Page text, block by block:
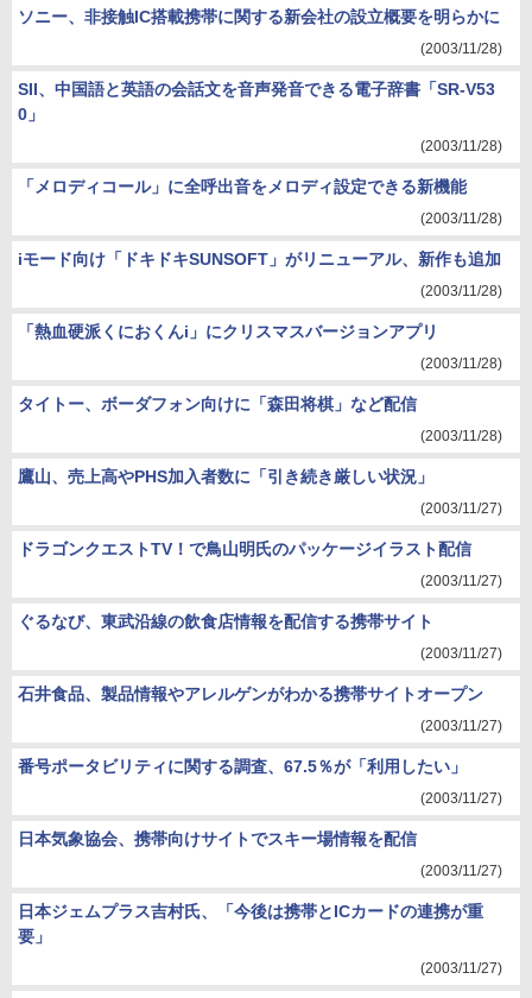
ソニー、非接触IC搭載携帯に関する新会社の設立概要を明らかに
(2003/11/28)
SII、中国語と英語の会話文を音声発音できる電子辞書「SR-V53
0」
(2003/11/28)
「メロディコール」に全呼出音をメロディ設定できる新機能
(2003/11/28)
iモード向け「ドキドキSUNSOFT」がリニューアル、新作も追加
(2003/11/28)
「熱血硬派くにおくんi」にクリスマスバージョンアプリ
(2003/11/28)
タイトー、ボーダフォン向けに「森田将棋」など配信
(2003/11/28)
鷹山、売上高やPHS加入者数に「引き続き厳しい状況」
(2003/11/27)
ドラゴンクエストTV！で鳥山明氏のパッケージイラスト配信
(2003/11/27)
ぐるなび、東武沿線の飲食店情報を配信する携帯サイト
(2003/11/27)
石井食品、製品情報やアレルゲンがわかる携帯サイトオープン
(2003/11/27)
番号ポータビリティに関する調査、67.5％が「利用したい」
(2003/11/27)
日本気象協会、携帯向けサイトでスキー場情報を配信
(2003/11/27)
日本ジェムプラス吉村氏、「今後は携帯とICカードの連携が重
要」
(2003/11/27)